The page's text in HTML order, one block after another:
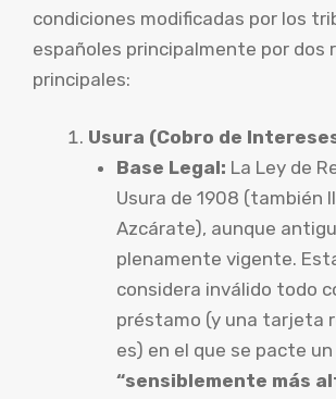
condiciones modificadas por los
españoles principalmente por dos
principales:
Usura (Cobro de
Base Legal: La Ley de
Usura de 1908 (también
Azcárate), aunque
plenamente vigente.
considera inválido todo
préstamo (y una tarjeta
es) en el que se pacte
“sensiblemente más